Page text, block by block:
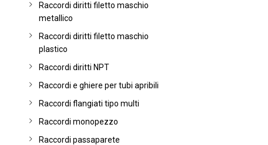
Raccordi diritti filetto maschio
metallico
Raccordi diritti filetto maschio
plastico
Raccordi diritti NPT
Raccordi e ghiere per tubi apribili
Raccordi flangiati tipo multi
Raccordi monopezzo
Raccordi passaparete